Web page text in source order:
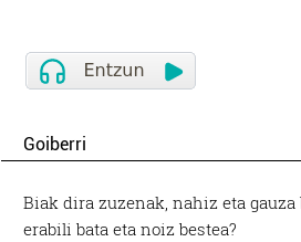
Goiberri
Biak dira zuzenak, nahiz eta gauza
erabili bata eta noiz bestea?